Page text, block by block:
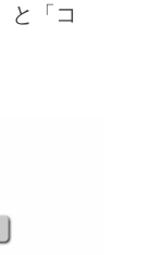
と「コ